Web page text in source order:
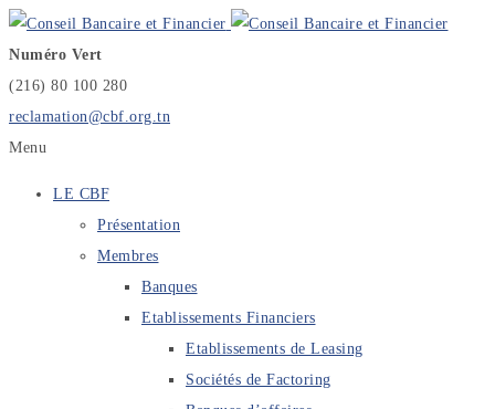
Numéro Vert
(216) 80 100 280
reclamation@cbf.org.tn
Menu
LE CBF
Présentation
Membres
Banques
Etablissements Financiers
Etablissements de Leasing
Sociétés de Factoring